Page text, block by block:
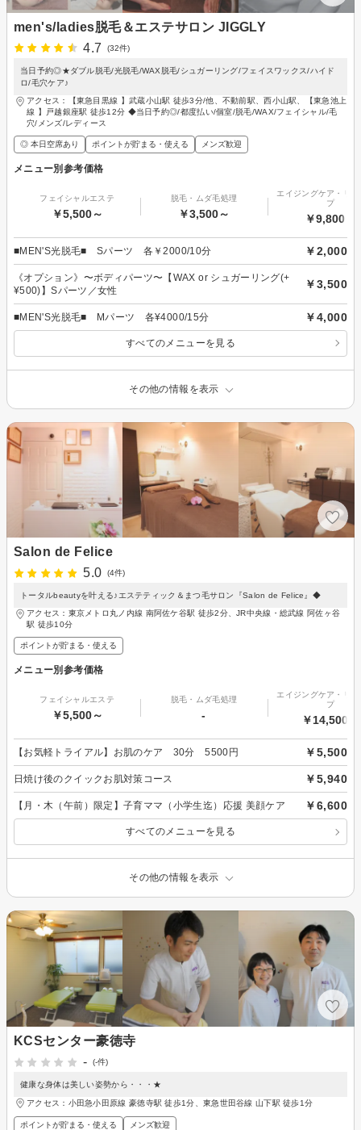
men's/ladies脱毛＆エステサロン JIGGLY
4.7
(32件)
当日予約◎★ダブル脱毛/光脱毛/WAX脱毛/シュガーリング/フェイスワックス/ハイド
ロ/毛穴ケア♪
アクセス：【東急目黒線 】武蔵小山駅 徒歩3分/他、不動前駅、西小山駅、【東急池上
線 】戸越銀座駅 徒歩12分 ◆当日予約◎/都度払い/個室/脱毛/WAX/フェイシャル/毛
穴/メンズ/レディース
◎ 本日空席あり ポイントが貯まる・使える メンズ歓迎
メニュー別参考価格
フェイシャルエステ
￥5,500～
脱毛・ムダ毛処理
￥3,500～
エイジングケア・リ
プ
￥9,800～
■MEN'S光脱毛■ Sパーツ 各￥2000/10分 ￥2,000
《オプション》〜ボディパーツ〜【WAX or シュガーリング(+
¥500)】Sパーツ／女性
￥3,500
■MEN'S光脱毛■ Mパーツ 各¥4000/15分 ￥4,000
すべてのメニューを見る
その他の情報を表示
Salon de Felice
5.0
(4件)
トータルbeautyを叶える♪エステティック＆まつ毛サロン『Salon de Felice』◆
アクセス：東京メトロ丸ノ内線 南阿佐ケ谷駅 徒歩2分、JR中央線・総武線 阿佐ヶ谷
駅 徒歩10分
ポイントが貯まる・使える
メニュー別参考価格
フェイシャルエステ
￥5,500～
脱毛・ムダ毛処理
-
エイジングケア・リ
プ
￥14,500～
【お気軽トライアル】お肌のケア 30分 5500円 ￥5,500
日焼け後のクイックお肌対策コース ￥5,940
【月・木（午前）限定】子育ママ（小学生迄）応援 美顔ケア ￥6,600
すべてのメニューを見る
その他の情報を表示
KCSセンター豪徳寺
-
(-件)
健康な身体は美しい姿勢から・・・★
アクセス：小田急小田原線 豪徳寺駅 徒歩1分、東急世田谷線 山下駅 徒歩1分
ポイントが貯まる・使える メンズ歓迎